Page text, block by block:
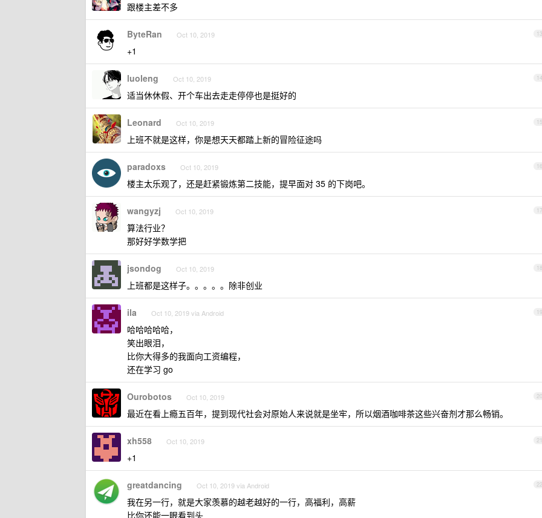
跟楼主差不多
13
ByteRan Oct 10, 2019
+1
14
luoleng Oct 10, 2019
适当休休假、开个车出去走走停停也是挺好的
15
Leonard Oct 10, 2019
上班不就是这样，你是想天天都踏上新的冒险征途吗
16
paradoxs Oct 10, 2019
楼主太乐观了，还是赶紧锻炼第二技能，提早面对 35 的下岗吧。
17
wangyzj Oct 10, 2019
算法行业？
那好好学数学把
18
jsondog Oct 10, 2019
上班都是这样子。。。。。除非创业
19
ila Oct 10, 2019 via Android
哈哈哈哈哈，
笑出眼泪，
比你大得多的我面向工资编程，
还在学习 go
20
Ourobotos Oct 10, 2019
最近在看上瘾五百年，提到现代社会对原始人来说就是坐牢，所以烟酒咖啡茶这些兴奋剂才那么畅销。
21
xh558 Oct 10, 2019
+1
22
greatdancing Oct 10, 2019 via Android
我在另一行，就是大家羡慕的越老越好的一行，高福利，高薪
比你还能一眼看到头